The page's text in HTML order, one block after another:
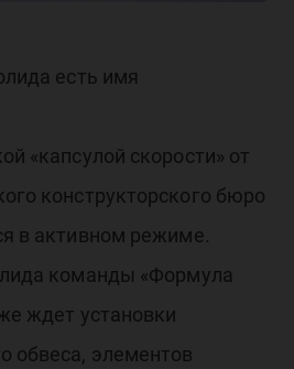
есть имя
«капсулой скорости» от
конструкторского бюро
в активном режиме.
команды «Формула
ждет установки
обвеса, элементов